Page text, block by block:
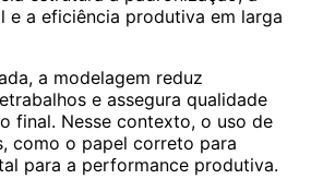
e a eficiência produtiva em larga
a modelagem reduz
e assegura qualidade
final. Nesse contexto, o uso de
como o papel correto para
para a performance produtiva.